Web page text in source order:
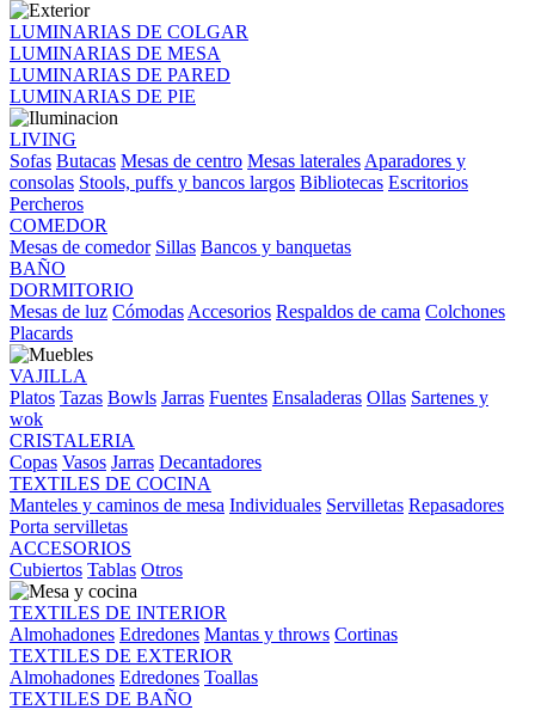
LUMINARIAS DE COLGAR
LUMINARIAS DE MESA
LUMINARIAS DE PARED
LUMINARIAS DE PIE
LIVING
Sofas Butacas Mesas de centro Mesas laterales Aparadores y
consolas Stools, puffs y bancos largos Bibliotecas Escritorios
Percheros
COMEDOR
Mesas de comedor Sillas Bancos y banquetas
BAÑO
DORMITORIO
Mesas de luz Cómodas Accesorios Respaldos de cama Colchones
Placards
VAJILLA
Platos Tazas Bowls Jarras Fuentes Ensaladeras Ollas Sartenes y
wok
CRISTALERIA
Copas Vasos Jarras Decantadores
TEXTILES DE COCINA
Manteles y caminos de mesa Individuales Servilletas Repasadores
Porta servilletas
ACCESORIOS
Cubiertos Tablas Otros
TEXTILES DE INTERIOR
Almohadones Edredones Mantas y throws Cortinas
TEXTILES DE EXTERIOR
Almohadones Edredones Toallas
TEXTILES DE BAÑO